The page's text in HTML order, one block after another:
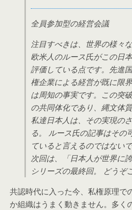
全員参加型の経営会議
注目すべきは、世界の様々
欧米人のルース氏がこの日
評価している点です。先進
権企業による経営が既に限
は周知の事実です。この突
の共同体化であり、縄文体
私達日本人は、その実現の
る。 ルース氏の記事はその
ていると言えるのではない
次回は、「日本人が世界に
シリーズの最終回。 どうぞ
共認時代に入った今、私権原理で
か組織はうまく動きません。多く